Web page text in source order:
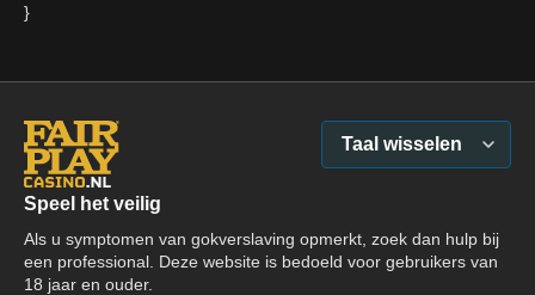
}
Speel het veilig
Als u symptomen van gokverslaving opmerkt, zoek dan hulp bij
een professional. Deze website is bedoeld voor gebruikers van
18 jaar en ouder.
Taal wisselen